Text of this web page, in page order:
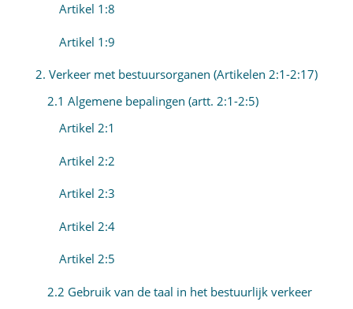
Artikel 1:8
Artikel 1:9
2. Verkeer met bestuursorganen (Artikelen 2:1-2:17)
2.1 Algemene bepalingen (artt. 2:1-2:5)
Artikel 2:1
Artikel 2:2
Artikel 2:3
Artikel 2:4
Artikel 2:5
2.2 Gebruik van de taal in het bestuurlijk verkeer